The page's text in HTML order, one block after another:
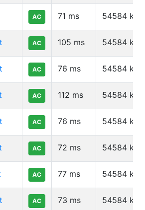
AC 71 ms 54584 kb
AC 105 ms 54584 kb
AC 76 ms 54584 kb
AC 112 ms 54584 kb
AC 76 ms 54584 kb
AC 72 ms 54584 kb
AC 77 ms 54584 kb
AC 73 ms 54584 kb